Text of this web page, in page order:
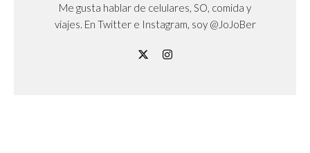
Me gusta hablar de celulares, SO, comida y
viajes. En Twitter e Instagram, soy @JoJoBer